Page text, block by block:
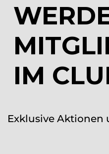
IM
Exklusive Aktionen